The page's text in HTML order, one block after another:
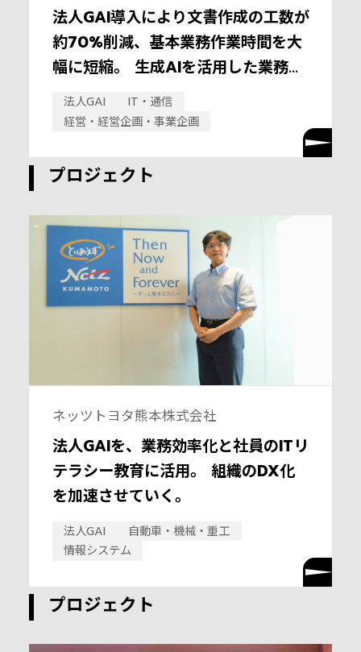
法人GAI導入により文書作成の工数が
約70%削減、基本業務作業時間を大
幅に短縮。 生成AIを活用した業務効
率化により、ワークライフバランス
向上を目指す。
法人GAI
IT・通信
経営・経営企画・事業企画
プロジェクト
ネッツトヨタ熊本株式会社
法人GAIを、業務効率化と社員のITリ
テラシー教育に活用。 組織のDX化
を加速させていく。
法人GAI
自動車・機械・重工
情報システム
プロジェクト